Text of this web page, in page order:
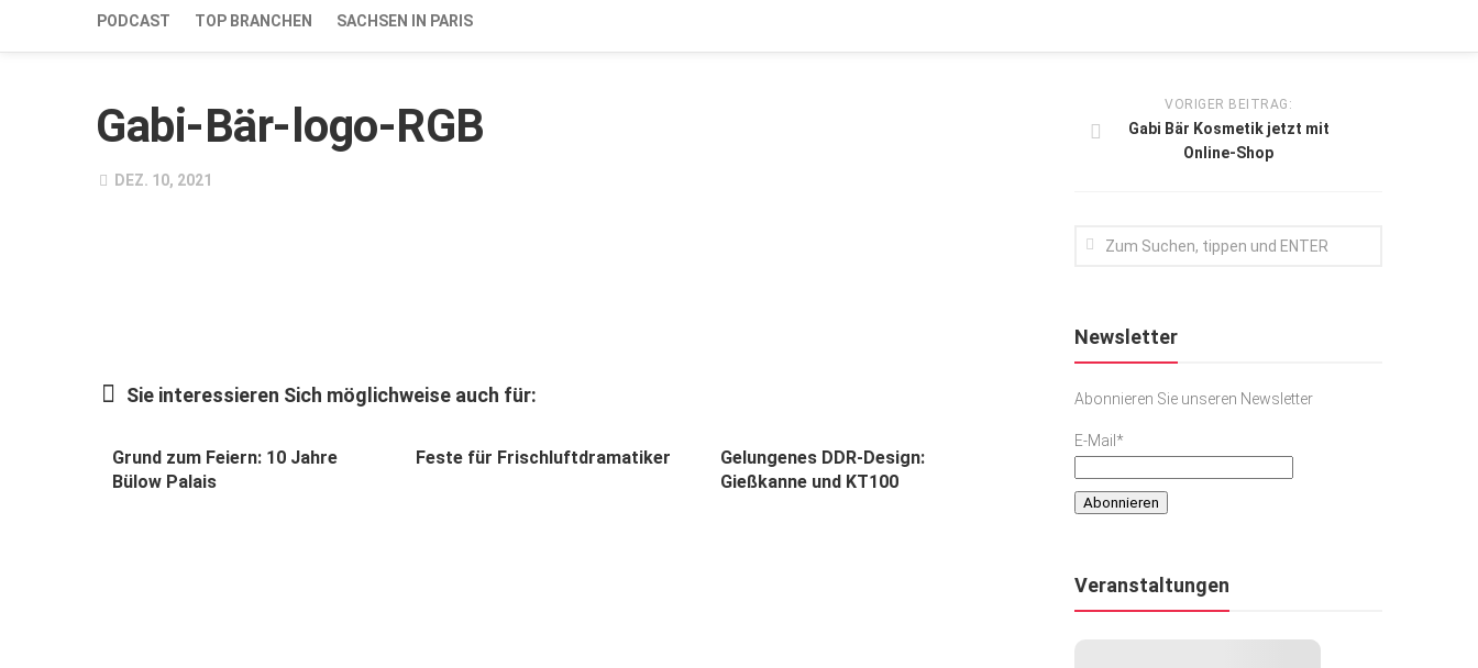
PODCAST TOP BRANCHEN SACHSEN IN PARIS
Gabi-Bär-logo-RGB
DEZ. 10, 2021
Sie interessieren Sich möglichweise auch für:
Grund zum Feiern: 10 Jahre
Bülow Palais
Feste für Frischluftdramatiker
Gelungenes DDR-Design:
Gießkanne und KT100
VORIGER BEITRAG:
Gabi Bär Kosmetik jetzt mit
Online-Shop
Newsletter
Abonnieren Sie unseren Newsletter
E-Mail*
Veranstaltungen